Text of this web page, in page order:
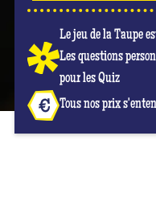
Le jeu de la Taupe
Les questions
pour les Quiz
Tous nos prix